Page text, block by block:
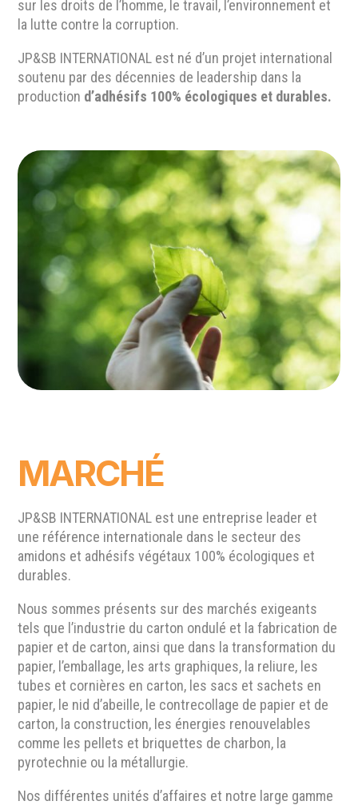
sur les droits de l’homme, le travail, l’environnement et
la lutte contre la corruption.
JP&SB INTERNATIONAL est né d’un projet international
soutenu par des décennies de leadership dans la
production d’adhésifs 100% écologiques et durables.
MARCHÉ
JP&SB INTERNATIONAL est une entreprise leader et
une référence internationale dans le secteur des
amidons et adhésifs végétaux 100% écologiques et
durables.
Nous sommes présents sur des marchés exigeants
tels que l’industrie du carton ondulé et la fabrication de
papier et de carton, ainsi que dans la transformation du
papier, l’emballage, les arts graphiques, la reliure, les
tubes et cornières en carton, les sacs et sachets en
papier, le nid d’abeille, le contrecollage de papier et de
carton, la construction, les énergies renouvelables
comme les pellets et briquettes de charbon, la
pyrotechnie ou la métallurgie.
Nos différentes unités d’affaires et notre large gamme